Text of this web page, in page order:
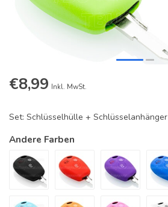
€8,99 Inkl. MwSt.
Set: Schlüsselhülle + Schlüsselanhänger
Andere Farben